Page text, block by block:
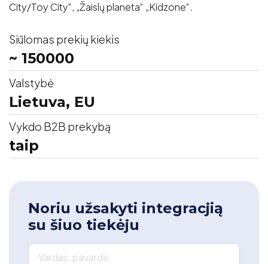
City/Toy City“, „Žaislų planeta“ „Kidzone“.
Siūlomas prekių kiekis
~ 150000
Valstybė
Lietuva, EU
Vykdo B2B prekybą
taip
Noriu užsakyti integracjią
su šiuo tiekėju
Vardas, pavardė